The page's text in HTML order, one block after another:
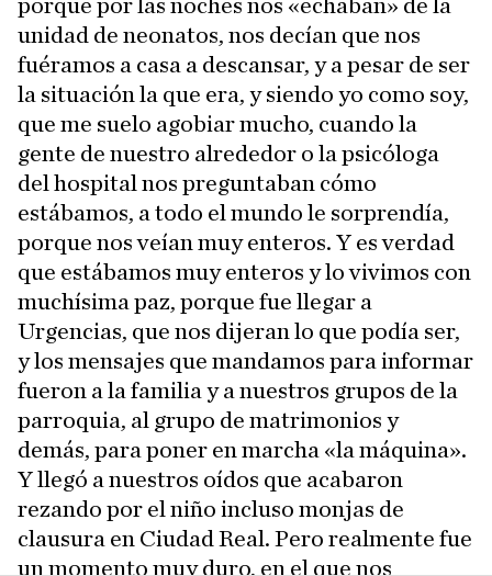
porque por las noches nos «echaban» de la
unidad de neonatos, nos decían que nos
fuéramos a casa a descansar, y a pesar de ser
la situación la que era, y siendo yo como soy,
que me suelo agobiar mucho, cuando la
gente de nuestro alrededor o la psicóloga
del hospital nos preguntaban cómo
estábamos, a todo el mundo le sorprendía,
porque nos veían muy enteros. Y es verdad
que estábamos muy enteros y lo vivimos con
muchísima paz, porque fue llegar a
Urgencias, que nos dijeran lo que podía ser,
y los mensajes que mandamos para informar
fueron a la familia y a nuestros grupos de la
parroquia, al grupo de matrimonios y
demás, para poner en marcha «la máquina».
Y llegó a nuestros oídos que acabaron
rezando por el niño incluso monjas de
clausura en Ciudad Real. Pero realmente fue
un momento muy duro, en el que nos